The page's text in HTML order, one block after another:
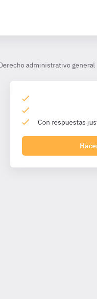
administrativo general
Con respuestas